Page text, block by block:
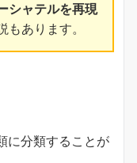
シャテルを再現
もあります。
に分類することが